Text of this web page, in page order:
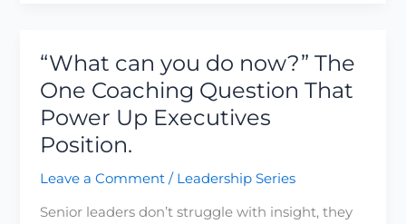
“What can you do now?” The
One Coaching Question That
Power Up Executives
Position.
Leave a Comment / Leadership Series
Senior leaders don’t struggle with insight, they
“What
can
you
do
now?”
Coaching